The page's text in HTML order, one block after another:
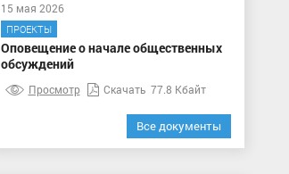
15 мая 2026
ПРОЕКТЫ
Оповещение о начале общественных
обсуждений
Просмотр Скачать 77.8 Кбайт
Все документы